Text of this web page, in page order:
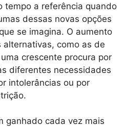
tempo a referência quando
dessas novas opções
se imagina. O aumento
como as de
crescente procura por
diferentes necessidades
intolerâncias ou por
ganhado cada vez mais